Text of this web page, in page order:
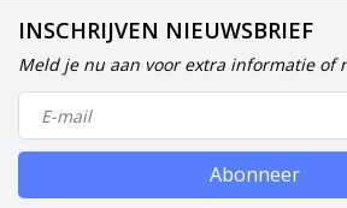
INSCHRIJVEN NIEUWSBRIEF
Meld je nu aan voor extra informatie of
Abonneer